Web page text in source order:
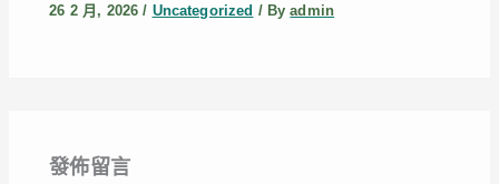
26 2 月, 2026/ Uncategorized / Byadmin
發佈留言